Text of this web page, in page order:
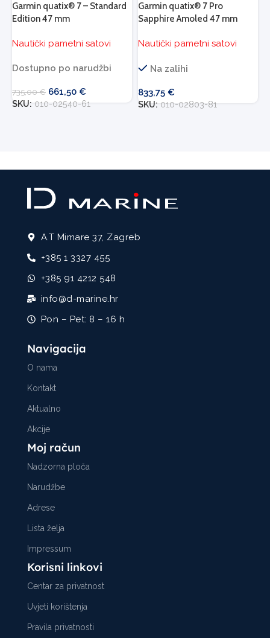
Garmin quatix® 7 – Standard
Edition 47 mm
Nautički pametni satovi
Dostupno po narudžbi
735,00€ 661,50 €
SKU: 010-02540-61
Garmin quatix® 7 Pro
Sapphire Amoled 47 mm
Nautički pametni satovi
Na zalihi
833,75 €
SKU: 010-02803-81
A.T Mimare 37, Zagreb
+385 1 3327 455
+385 91 4212 548
info@d-marine.hr
Pon – Pet: 8 – 16 h
Navigacija
O nama
Kontakt
Aktualno
Akcije
Moj račun
Nadzorna ploča
Narudžbe
Adrese
Lista želja
Impressum
Korisni linkovi
Centar za privatnost
Uvjeti korištenja
Pravila privatnosti